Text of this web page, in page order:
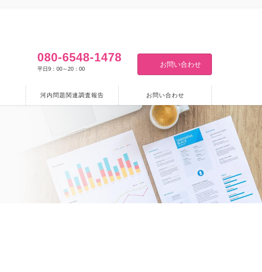
080-6548-1478
平日9：00～20：00
お問い合わせ
河内問題関連調査報告 お問い合わせ